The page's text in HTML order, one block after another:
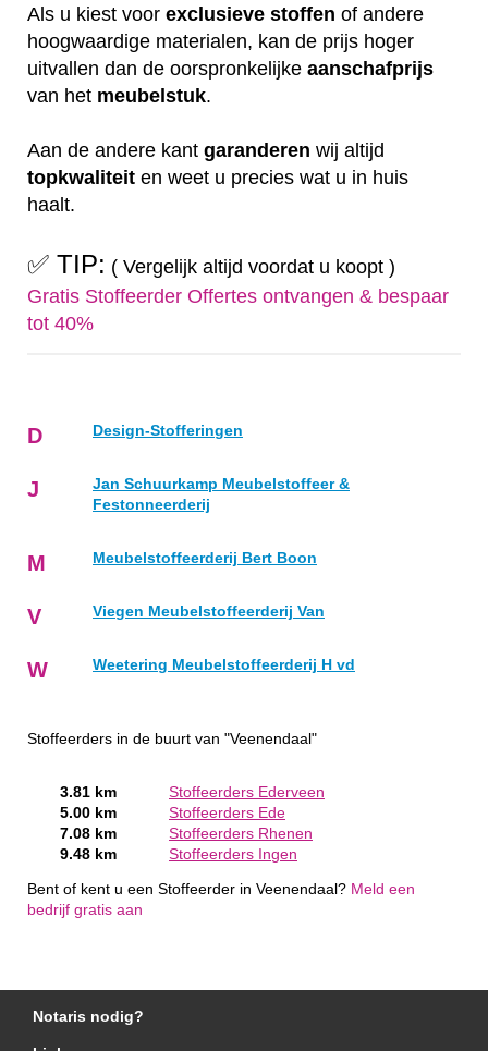
Als u kiest voor exclusieve stoffen of andere
hoogwaardige materialen, kan de prijs hoger
uitvallen dan de oorspronkelijke aanschafprijs
van het meubelstuk.
Aan de andere kant garanderen wij altijd
topkwaliteit en weet u precies wat u in huis
haalt.
✅ TIP: ( Vergelijk altijd voordat u koopt )
Gratis Stoffeerder Offertes ontvangen & bespaar
tot 40%
D Design-Stofferingen
J
Jan Schuurkamp Meubelstoffeer &
Festonneerderij
M Meubelstoffeerderij Bert Boon
V Viegen Meubelstoffeerderij Van
W Weetering Meubelstoffeerderij H vd
Stoffeerders in de buurt van "Veenendaal"
3.81 km
Stoffeerders Ederveen
5.00 km
Stoffeerders Ede
7.08 km
Stoffeerders Rhenen
9.48 km
Stoffeerders Ingen
Bent of kent u een Stoffeerder in Veenendaal? Meld een
bedrijf gratis aan
Notaris nodig?